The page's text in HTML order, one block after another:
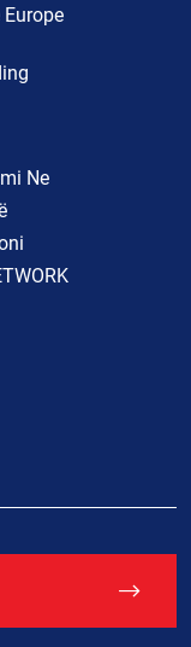
Europe
Ne